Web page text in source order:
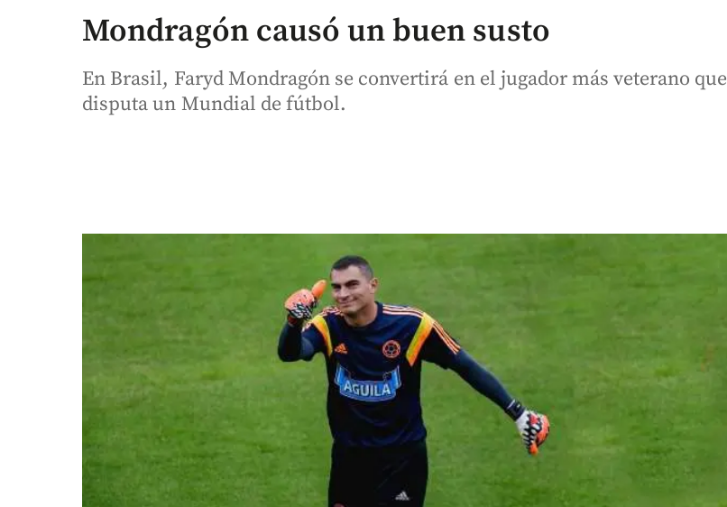
Mondragón causó un buen susto
En Brasil, Faryd Mondragón se convertirá en el jugador más veterano que
disputa un Mundial de fútbol.